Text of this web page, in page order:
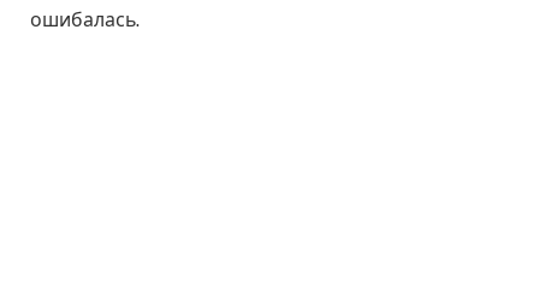
ошибалась.